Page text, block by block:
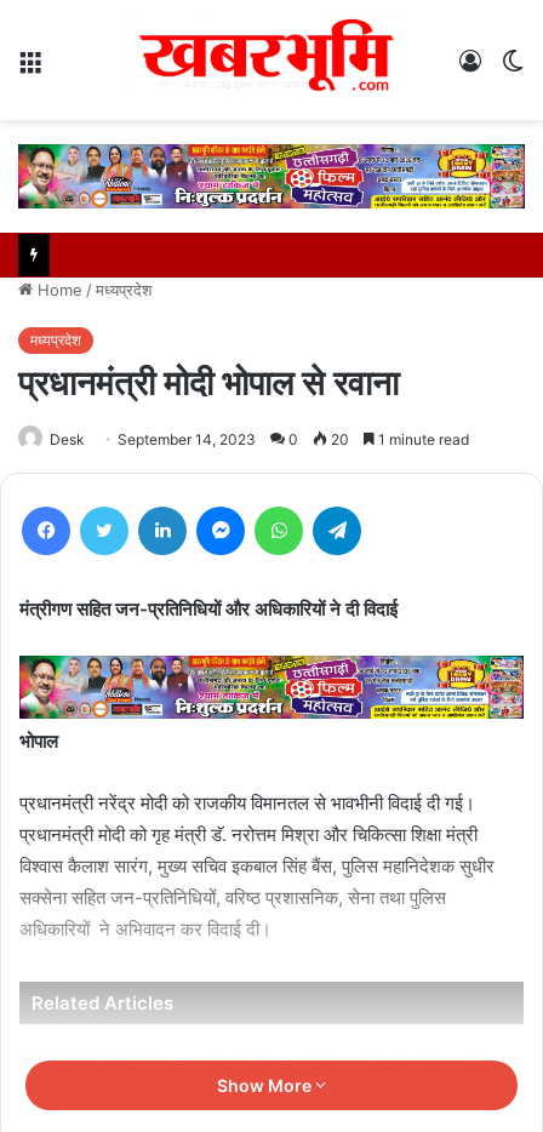
Log
Home /मध्यप्रदेश
मध्यप्रदेश
प्रधानमंत्री मोदी भोपाल से रवाना
Desk September 14, 2023 0 20 1 minute read
FacebookTwitter LinkedIn MessengerWhatsApp
मंत्रीगण सहित जन-प्रतिनिधियों और अधिकारियों ने दी विदाई
भोपाल
प्रधानमंत्री नरेंद्र मोदी को राजकीय विमानतल से भावभीनी विदाई दी गई।
प्रधानमंत्री मोदी को गृह मंत्री डॅ. नरोत्तम मिश्रा और चिकित्सा शिक्षा मंत्री
विश्वास कैलाश सारंग, मुख्य सचिव इकबाल सिंह बैंस, पुलिस महानिदेशक सुधीर
सक्सेना सहित जन-प्रतिनिधियों, वरिष्ठ प्रशासनिक, सेना तथा पुलिस
अधिकारियों ने अभिवादन कर विदाई दी।
Related Articles
CJI सूर्यकांत और CM डॉ. यादव ने उज्जैन में न्यायाधीश
अतिथि गृह का किया भूमिपूजन
Show More